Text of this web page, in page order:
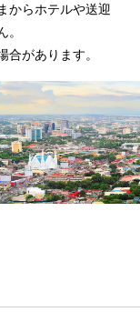
からホテルや送迎
があります。